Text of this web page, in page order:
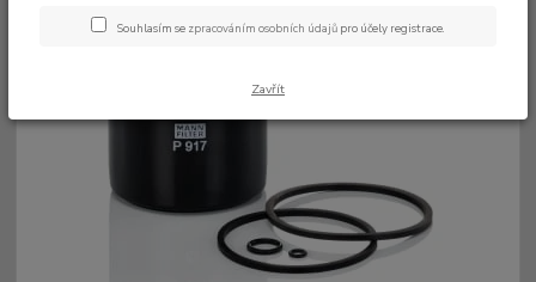
Souhlasím se zpracováním osobních údajů pro účely registrace.
Zavřít